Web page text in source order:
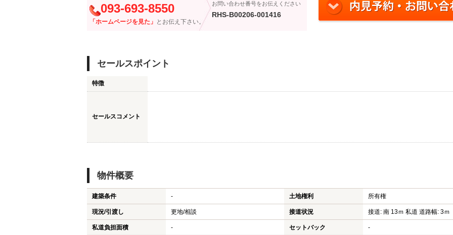
093-693-8550
「ホームページを見た」 とお伝え下さい。
お問い合わせ番号をお伝えください
RHS-B00206-001416
セールスポイント
特徴
セールスコメント
物件概要
建築条件 - 土地権利 所有権
現況/引渡し 更地/相談 接道状況 接道: 南 13ｍ 私道 道路幅: 3ｍ
私道負担面積 - セットバック -